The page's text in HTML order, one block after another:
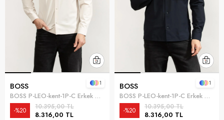
BOSS
BOSS P-LEO-kent-1P-C Erkek Gömlek Beyaz
8.316,00 TL
10.395,00 TL
%20
1 BOSS
BOSS P-LEO-kent-1P-C Erkek Gömlek Mavi
8.316,00 TL
10.395,00 TL
%20
1